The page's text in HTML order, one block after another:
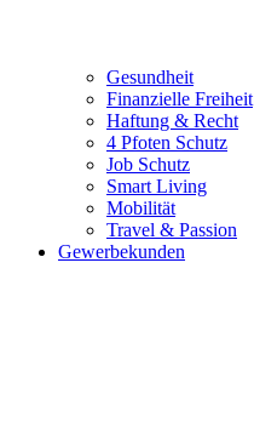
Gesundheit
Finanzielle Freiheit
Haftung & Recht
4 Pfoten Schutz
Job Schutz
Smart Living
Mobilität
Travel & Passion
Gewerbekunden